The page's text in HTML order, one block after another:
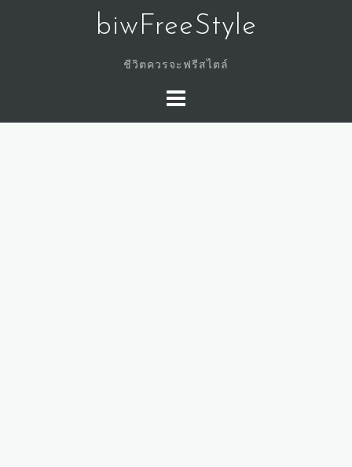
biwFreeStyle
ชีวิตควรจะฟรีสไตล์